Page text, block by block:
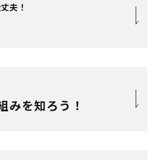
夫！
みを知ろう！